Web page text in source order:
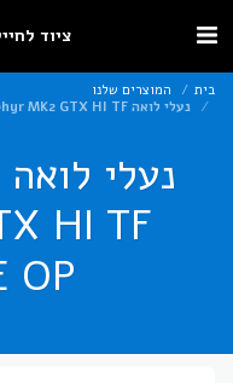
ציוד
בית
המוצרים שלנו
נעלי לואה Zephyr MK2 GTX HI TF מדבריות / COYOTE OP
OP